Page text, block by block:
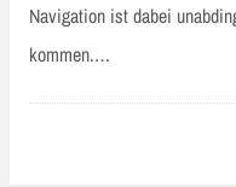
Navigation ist dabei
kommen.…